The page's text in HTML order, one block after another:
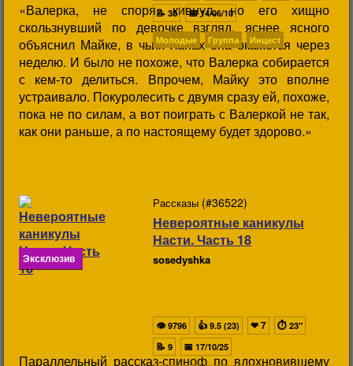
«Валерка, не споря, кивнул, но его хищно
скользнувший по девочке взгляд, яснее ясного
объяснил Майке, в чьих лапах она окажется через
неделю. И было не похоже, что Валерка собирается
с кем-то делиться. Впрочем, Майку это вполне
устраивало. Покуролесить с двумя сразу ей, похоже,
пока не по силам, а вот поиграть с Валеркой не так,
как они раньше, а по настоящему будет здорово.»
📝 38 📅14/06/10
Молодые Группа Инцест
Эксклюзив
Рассказы (#36522)
Невероятные каникулы
Насти. Часть 18
sosedyshka
Параллельный рассказ-спиноф по вдохновившему
👁9796 👍 9.5 (23) ❤7 ⏱ 23"
📝 9 📅 17/10/25